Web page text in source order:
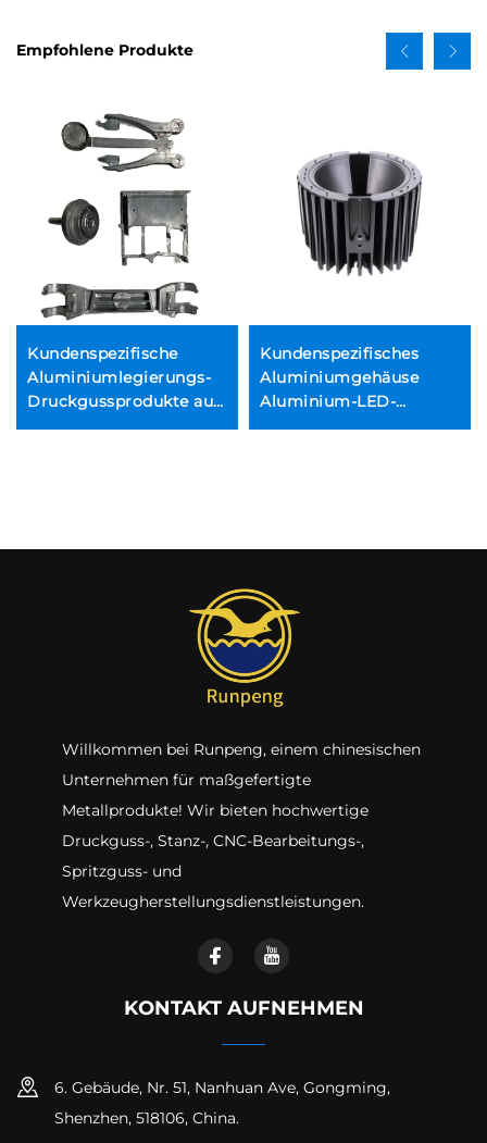
Empfohlene Produkte
Kundenspezifische
Aluminiumlegierungs-
Druckgussprodukte aus
Aluminiumdruckguss
Kundenspezifisches
Aluminiumgehäuse
Aluminium-LED-
Lichtgehäuse
Willkommen bei Runpeng, einem chinesischen
Unternehmen für maßgefertigte
Metallprodukte! Wir bieten hochwertige
Druckguss-, Stanz-, CNC-Bearbeitungs-,
Spritzguss- und
Werkzeugherstellungsdienstleistungen.
KONTAKT AUFNEHMEN
6. Gebäude, Nr. 51, Nanhuan Ave, Gongming,
Shenzhen, 518106, China.